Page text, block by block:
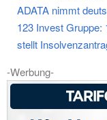
ADATA nimmt
123 Invest Gruppe:
stellt
-Werbung-